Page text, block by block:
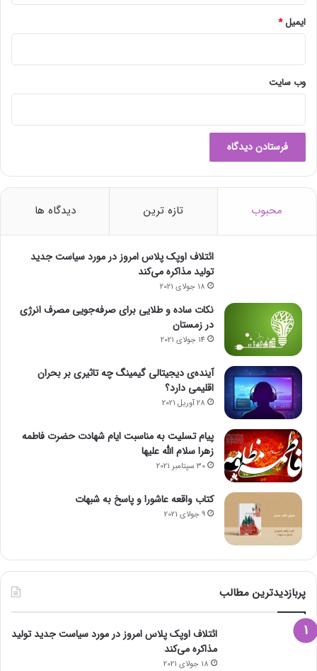
ی
ک
ه
و
ا
س
ه‌
ن
ایمیل*
وب‌ سایت
محبوب تازه ترین دیدگاه ها
ائتلاف اوپک پلاس امروز در مورد سیاست جدید
تولید مذاکره می‌کند
18 جولای 2021
نکات ساده و طلایی برای صرفه‌جویی مصرف انرژی
در زمستان
14 جولای 2021
آینده‌ی دیجیتالی گیمینگ چه تاثیری بر بحران
اقلیمی دارد؟
28 آوریل 2021
پیام تسلیت به مناسبت ایام شهادت حضرت فاطمه
زهرا سلام الله علیها
30 سپتامبر 2021
کتاب واقعه عاشورا و پاسخ به شبهات
9 جولای 2021
پربازدیدترین مطالب
ائتلاف اوپک پلاس امروز در مورد سیاست جدید تولید
مذاکره می‌کند
18 جولای 2021